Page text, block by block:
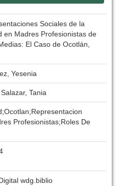
Sociales de la
en Madres Profesionistas de
El Caso de Ocotlán,
Yesenia
Tania
Profesionistas;Roles De
wdg.biblio